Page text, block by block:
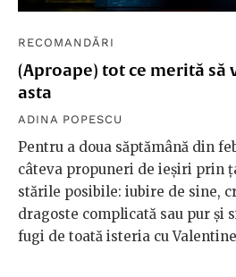
RECOMANDĂRI
(Aproape) tot ce merită să
asta
ADINA POPESCU
Pentru a doua săptămână din
câteva propuneri de ieșiri prin
stările posibile: iubire de sine,
dragoste complicată sau pur și
fugi de toată isteria cu